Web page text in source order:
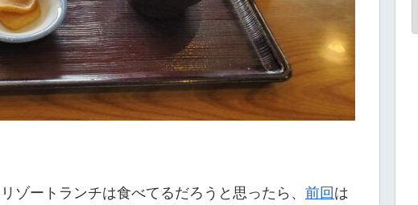
ゾートランチは食べてるだろうと思ったら、 前回 は